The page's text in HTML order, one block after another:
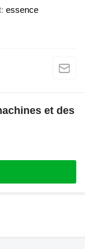
essence
et des